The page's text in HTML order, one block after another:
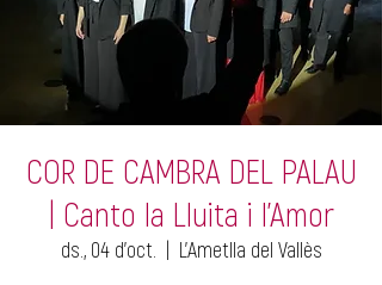
COR DE CAMBRA DEL PALAU
| Canto la Lluita i l'Amor
ds., 04 d’oct.
  |
L'Ametlla del Vallès